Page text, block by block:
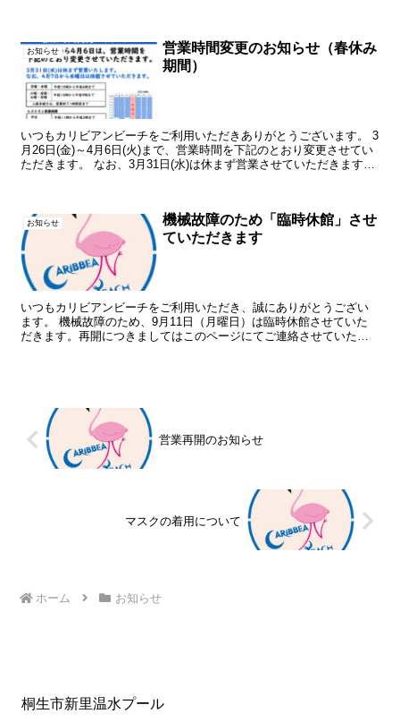
お知らせ
営業時間変更のお知らせ（春休み
期間）
いつもカリビアンビーチをご利用いただきありがとうございます。 3
月26日(金)～4月6日(火)まで、営業時間を下記のとおり変更させてい
ただきます。 なお、3月31日(水)は休まず営業させていただきます
お知らせ
機械故障のため「臨時休館」させ
ていただきます
いつもカリビアンビーチをご利用いただき、誠にありがとうござい
ます。 機械故障のため、9月11日（月曜日）は臨時休館させていた
だきます。再開につきましてはこのページにてご連絡させていただ
営業再開のお知らせ
マスクの着用について
ホーム お知らせ
桐生市新里温水プール